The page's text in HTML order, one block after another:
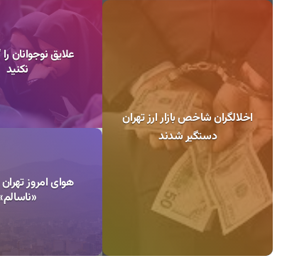
علایق نوجوانان
نکنید
اخلالگران شاخص بازار ارز تهران
دستگیر شدند
هوای امروز